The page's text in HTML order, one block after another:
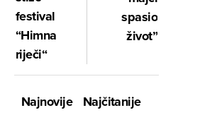
festival
“Himna
riječi“
spasio
život”
Najnovije
Najčitanije